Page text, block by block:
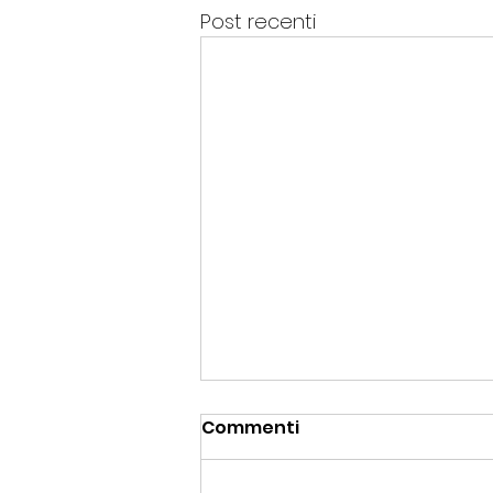
Post recenti
Commenti